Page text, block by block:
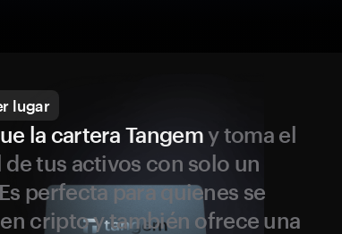
lugar
la cartera Tangemy toma el
tus activos con solo un
perfecta para quienes se
cripto y también ofrece una